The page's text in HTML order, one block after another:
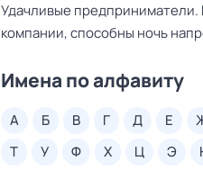
Удачливые
компании, способны ночь
Имена по алфавиту
а б в г д е
т
у ф х ц э